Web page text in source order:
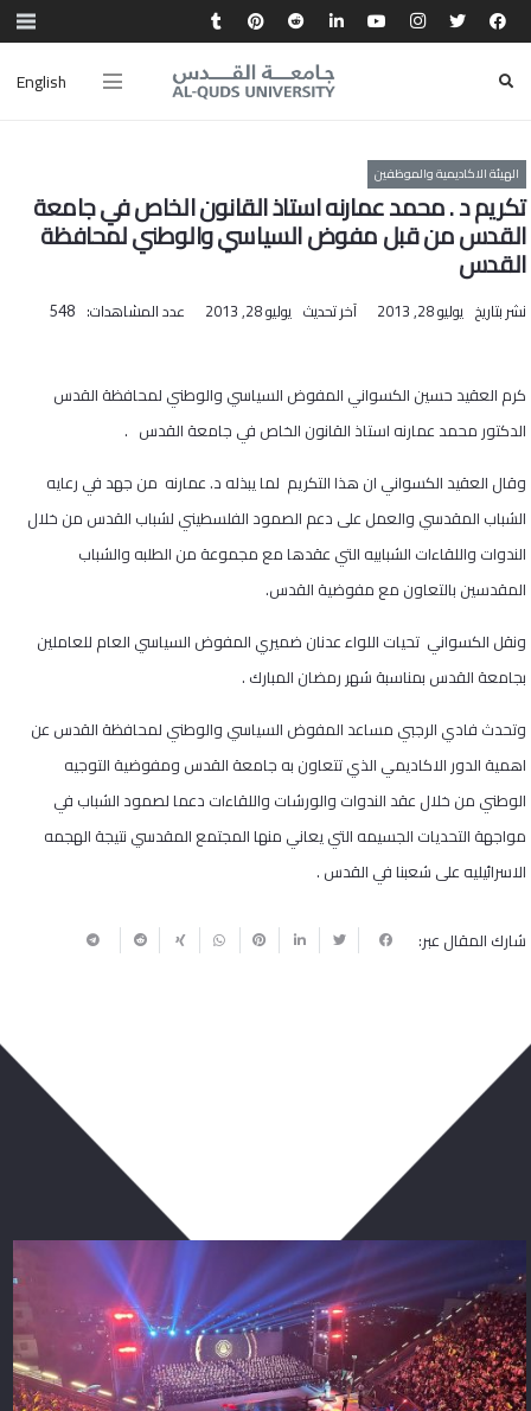
English
الهيئة الاكاديمية والموظفين
تكريم د . محمد عمارنه استاذ القانون الخاص في جامعة
القدس من قبل مفوض السياسي والوطني لمحافظة
القدس
نشر بتاريخ يوليو 28, 2013 آخر تحديث يوليو 28, 2013 عدد المشاهدات: 548
كرم العقيد حسين الكسواني المفوض السياسي والوطني لمحافظة القدس
الدكتور محمد عمارنه استاذ القانون الخاص في جامعة القدس .
وقال العقيد الكسواني ان هذا التكريم لما يبذله د. عمارنه من جهد في رعايه
الشباب المقدسي والعمل على دعم الصمود الفلسطيني لشباب القدس من خلال
الندوات واللقاءات الشبابيه التي عقدها مع مجموعة من الطلبه والشباب
المقدسين بالتعاون مع مفوضية القدس.
ونقل الكسواني تحيات اللواء عدنان ضميري المفوض السياسي العام للعاملين
بجامعة القدس بمناسبة شهر رمضان المبارك .
وتحدث فادي الرجبي مساعد المفوض السياسي والوطني لمحافظة القدس عن
اهمية الدور الاكاديمي الذي تتعاون به جامعة القدس ومفوضية التوجيه
الوطني من خلال عقد الندوات والورشات واللقاءات دعما لصمود الشباب في
مواجهة التحديات الجسيمه التي يعاني منها المجتمع المقدسي نتيجة الهجمه
الاسرائيليه على شعبنا في القدس .
شارك المقال عبر: